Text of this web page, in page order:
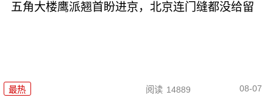
五角大楼鹰派翘首盼进京，北京连门缝都没给留
最热 阅读 14889 08-07